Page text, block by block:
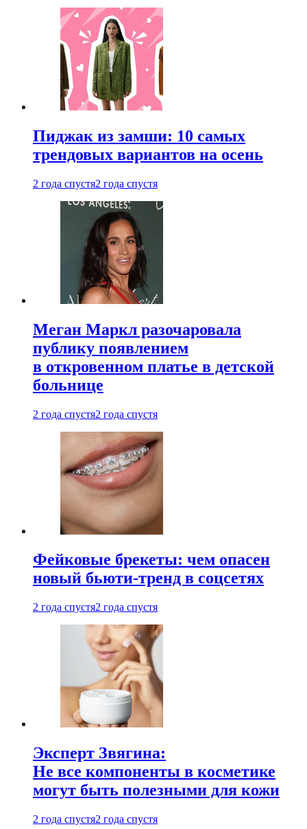
Пиджак из замши: 10 самых
трендовых вариантов на осень
2 года спустя2 года спустя
Меган Маркл разочаровала
публику появлением
в откровенном платье в детской
больнице
2 года спустя2 года спустя
Фейковые брекеты: чем опасен
новый бьюти-тренд в соцсетях
2 года спустя2 года спустя
Эксперт Звягина:
Не все компоненты в косметике
могут быть полезными для кожи
2 года спустя2 года спустя